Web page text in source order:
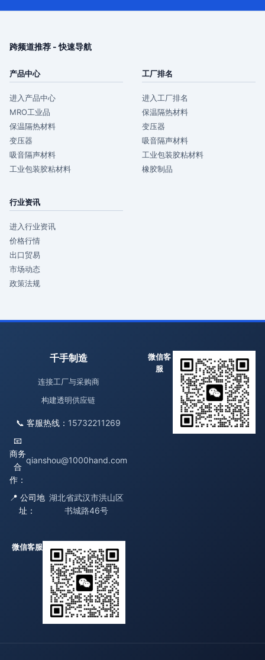
跨频道推荐 - 快速导航
产品中心
进入产品中心
MRO工业品
保温隔热材料
变压器
吸音隔声材料
工业包装胶粘材料
工厂排名
进入工厂排名
保温隔热材料
变压器
吸音隔声材料
工业包装胶粘材料
橡胶制品
行业资讯
进入行业资讯
价格行情
出口贸易
市场动态
政策法规
千手制造
连接工厂与采购商
构建透明供应链
📞 客服热线： 15732211269
📧
商务
合
作：
qianshou@1000hand.com
📍 公司地
址：
湖北省武汉市洪山区
书城路46号
微信客
服
微信客服